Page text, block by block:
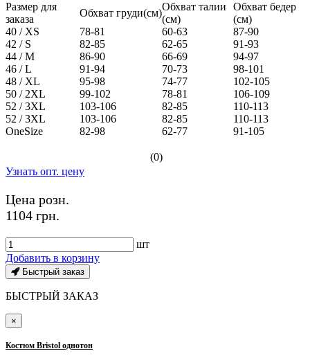
Размер для
заказа
Обхват груди(см)
Обхват талии
(см)
Обхват бедер
(см)
40 / XS
78-81 60-63
87-90
42 / S
82-85 62-65
91-93
44 / M
86-90 66-69
94-97
46 / L
91-94 70-73
98-101
48 / XL
95-98 74-77
102-105
50 / 2XL
99-102 78-81
106-109
52 / 3XL
103-106 82-85
110-113
52 / 3XL
103-106 82-85
110-113
OneSize
82-98 62-77 91-105
(0)
Узнать опт. цену
Цена розн.
1104 грн.
шт
Добавить в корзину
Быстрый заказ
БЫСТРЫЙ ЗАКАЗ
×
Костюм Bristol однотон